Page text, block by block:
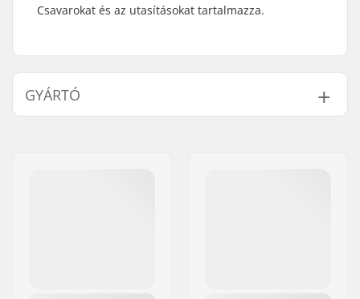
Csavarokat és az utasításokat tartalmazza.
GYÁRTÓ